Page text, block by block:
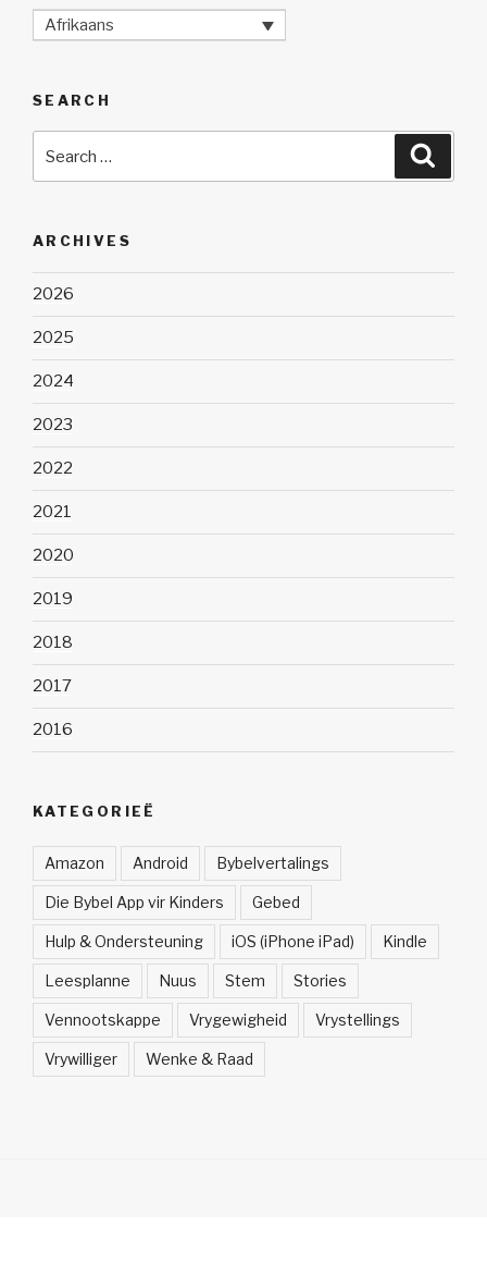
Afrikaans
SEARCH
for:
ARCHIVES
2026
2025
2024
2023
2022
2021
2020
2019
2018
2017
2016
KATEGORIEË
Amazon Android Bybelvertalings
Die Bybel App vir Kinders Gebed
Hulp & Ondersteuning iOS (iPhone iPad) Kindle
Leesplanne Nuus Stem Stories
Vennootskappe Vrygewigheid Vrystellings
Vrywilliger Wenke & Raad